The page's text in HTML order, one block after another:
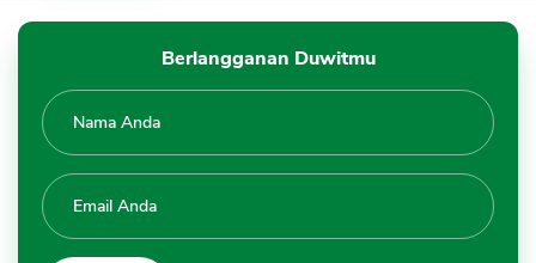
Berlangganan Duwitmu